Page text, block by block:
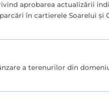
aprobarea actualizării
în cartierele Soarelui și
a terenurilor din